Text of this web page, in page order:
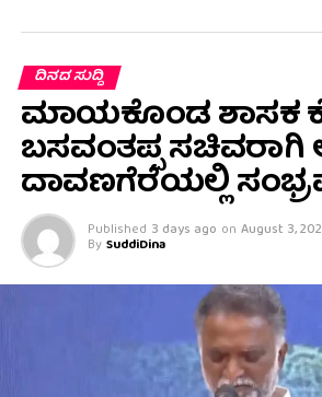
ದಿನದ ಸುದ್ದಿ
ಮಾಯಕೊಂಡ ಶಾಸಕ
ಬಸವಂತಪ್ಪ ಸಚಿವರಾಗಿ
ದಾವಣಗೆರೆಯಲ್ಲಿ
Published 3 days ago on August 3,
By SuddiDina